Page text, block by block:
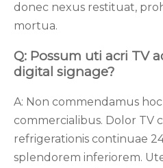
donec nexus restituat,
mortua.
Q: Possum uti acri TV
digital signage?
A: Non commendamus
commercialibus. Dolor TV
refrigerationis continuae
splendorem inferiorem.